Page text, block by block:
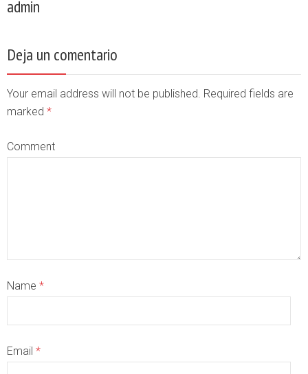
admin
Deja un comentario
Your email address will not be published. Required fields are
marked *
Comment
Name *
Email *